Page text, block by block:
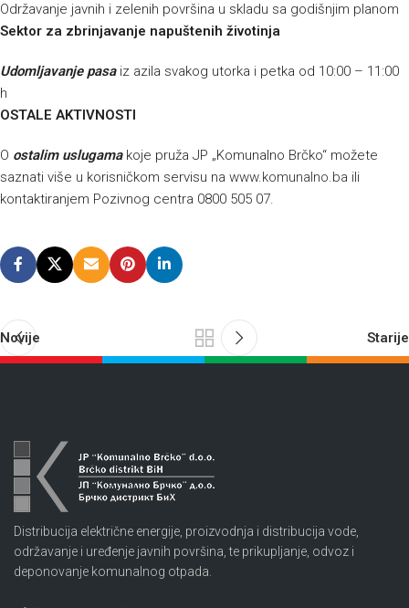
Održavanje javnih i zelenih površina u skladu sa godišnjim planom
Sektor za zbrinjavanje napuštenih životinja
Udomljavanje pasaiz azila svakog utorka i petka od 10:00 – 11:00
h
OSTALE AKTIVNOSTI
O ostalim uslugamakoje pruža JP „Komunalno Brčko“ možete
saznati više u korisničkom servisu na www.komunalno.ba ili
kontaktiranjem Pozivnog centra 0800 505 07.
Novije Starije
Distribucija električne energije, proizvodnja i distribucija vode,
održavanje i uređenje javnih površina, te prikupljanje, odvoz i
deponovanje komunalnog otpada.